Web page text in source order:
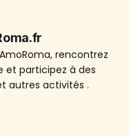
rencontrez
et participez à des
autres activités .